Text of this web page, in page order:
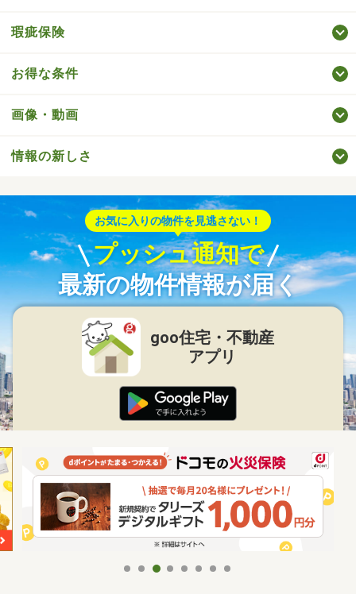
瑕疵保険
お得な条件
画像・動画
情報の新しさ
お気に入りの物件を見逃さない！
プッシュ通知で
最新の物件情報が届く
goo住宅・不動産
アプリ